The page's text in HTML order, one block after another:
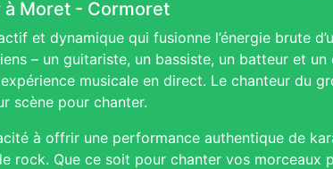
à Moret - Cormoret
et dynamique qui fusionne l’énergie brute
– un guitariste, un bassiste, un batteur et
musicale en direct. Le chanteur du
scène pour chanter.
à offrir une performance authentique de
rock. Que ce soit pour chanter vos